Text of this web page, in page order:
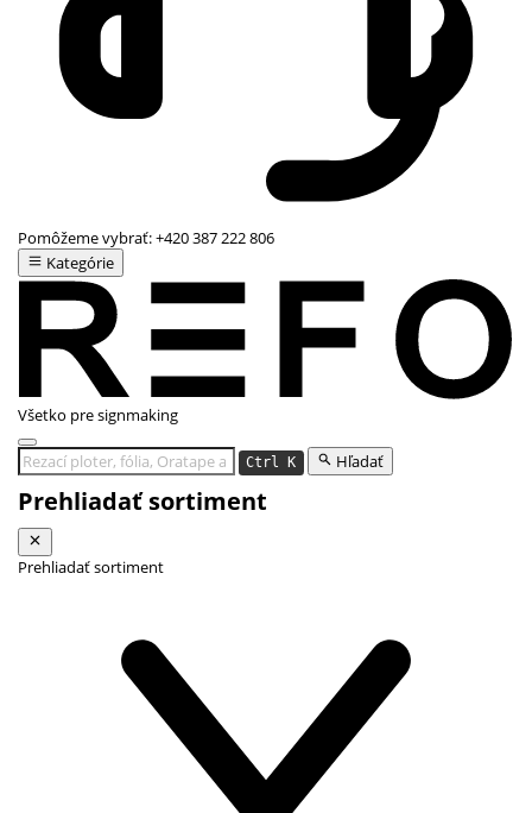
Pomôžeme vybrať:+420 387 222 806
Kategórie
Všetko pre signmaking
Ctrl K Hľadať
Prehliadať sortiment
Prehliadať sortiment